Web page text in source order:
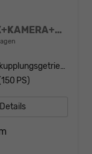
R-Line Limited IQ.LIGHT MATRIX+KAMERA+ACC
Doppelkupplungsgetriebe (DSG)
PS)
Details